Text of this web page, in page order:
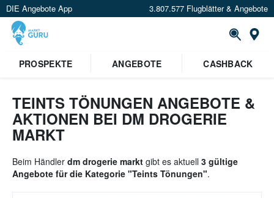
DIE Angebote App 3.807.577 Flugblätter & Angebote
PROSPEKTE
ANGEBOTE CASHBACK
TEINTS TÖNUNGEN ANGEBOTE &
AKTIONEN BEI DM DROGERIE
MARKT
Beim Händler dm drogerie markt gibt es aktuell 3 gültige
Angebote für die Kategorie "Teints Tönungen".